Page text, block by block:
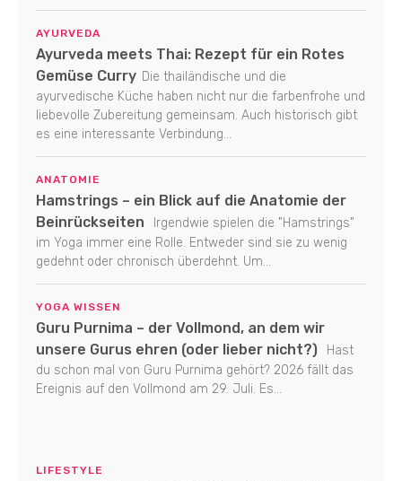
AYURVEDA
Ayurveda meets Thai: Rezept für ein Rotes
Gemüse Curry Die thailändische und die
ayurvedische Küche haben nicht nur die farbenfrohe und
liebevolle Zubereitung gemeinsam. Auch historisch gibt
es eine interessante Verbindung...
ANATOMIE
Hamstrings – ein Blick auf die Anatomie der
Beinrückseiten
Irgendwie spielen die "Hamstrings"
im Yoga immer eine Rolle. Entweder sind sie zu wenig
gedehnt oder chronisch überdehnt. Um...
YOGA WISSEN
Guru Purnima – der Vollmond, an dem wir
unsere Gurus ehren (oder lieber nicht?)
Hast
du schon mal von Guru Purnima gehört? 2026 fällt das
Ereignis auf den Vollmond am 29. Juli. Es...
LIFESTYLE